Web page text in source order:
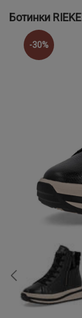
Ботинки
-30%